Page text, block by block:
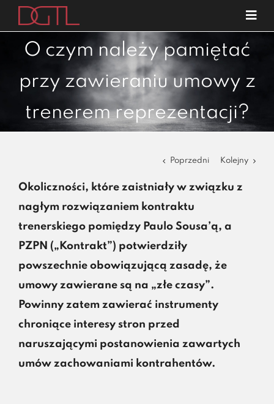
Przejdź
zawartości
o nas
specjalizacje
publikacje
blog
O czym należy pamiętać
przy zawieraniu umowy z
trenerem reprezentacji?
Poprzedni Kolejny
Okoliczności, które zaistniały w związku z
nagłym rozwiązaniem kontraktu
trenerskiego pomiędzy Paulo Sousa’ą, a
PZPN („Kontrakt”) potwierdziły
powszechnie obowiązującą zasadę, że
umowy zawierane są na „złe czasy”.
Powinny zatem zawierać instrumenty
chroniące interesy stron przed
naruszającymi postanowienia zawartych
umów zachowaniami kontrahentów.